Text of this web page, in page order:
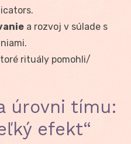
a rozvoj v súlade s
rituály pomohli/
úrovni tímu:
efekt“